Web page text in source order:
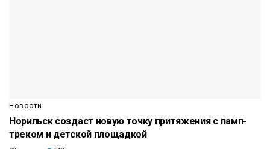
Новости
Норильск создаст новую точку притяжения с памп-
треком и детской площадкой